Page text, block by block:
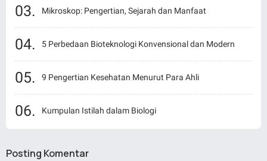
Mikroskop: Pengertian, Sejarah dan Manfaat
5 Perbedaan Bioteknologi Konvensional dan Modern
9 Pengertian Kesehatan Menurut Para Ahli
Kumpulan Istilah dalam Biologi
Posting Komentar